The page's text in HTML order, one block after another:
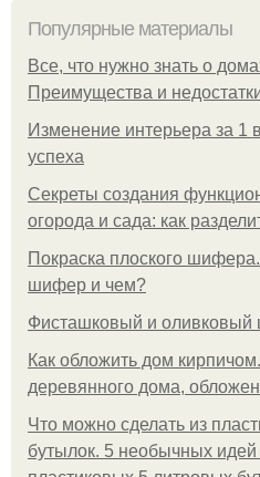
Популярные материалы
Все, что нужно знать о
Преимущества и
Изменение интерьера за 1
успеха
Секреты создания
огорода и сада: как
Покраска плоского
шифер и чем?
Фисташковый и оливковый
Как обложить дом
деревянного дома,
Что можно сделать из
бутылок. 5 необычных